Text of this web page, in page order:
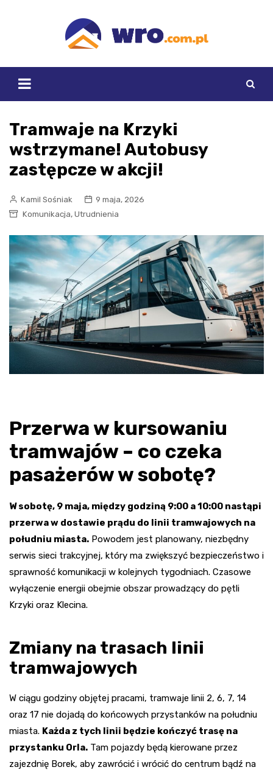
Tramwaje na Krzyki
wstrzymane! Autobusy
zastępcze w akcji!
Kamil Sośniak
9 maja, 2026
Komunikacja, Utrudnienia
Przerwa w kursowaniu
tramwajów – co czeka
pasażerów w sobotę?
W sobotę, 9 maja, między godziną 9:00 a 10:00 nastąpi
przerwa w dostawie prądu do linii tramwajowych na
południu miasta. Powodem jest planowany, niezbędny
serwis sieci trakcyjnej, który ma zwiększyć bezpieczeństwo i
sprawność komunikacji w kolejnych tygodniach. Czasowe
wyłączenie energii obejmie obszar prowadzący do pętli
Krzyki oraz Klecina.
Zmiany na trasach linii
tramwajowych
W ciągu godziny objętej pracami, tramwaje linii 2, 6, 7, 14
oraz 17 nie dojadą do końcowych przystanków na południu
miasta. Każda z tych linii będzie kończyć trasę na
przystanku Orla. Tam pojazdy będą kierowane przez
zajezdnię Borek, aby zawrócić i wrócić do centrum bądź na